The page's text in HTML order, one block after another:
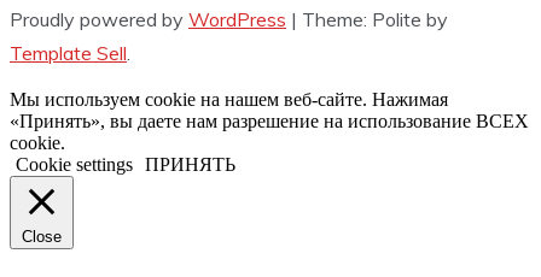
Proudly powered by WordPress | Theme: Polite by
Template Sell
Мы используем cookie на нашем веб-сайте. Нажимая
«Принять», вы даете нам разрешение на использование ВСЕХ
cookie.
Cookie settings ПРИНЯТЬ
Close